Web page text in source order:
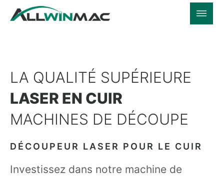
LA QUALITÉ SUPÉRIEURE
LASER EN CUIR
MACHINES DE DÉCOUPE
DÉCOUPEUR LASER POUR LE CUIR
Investissez dans notre machine de